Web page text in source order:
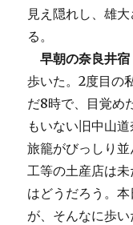
見え隠れし、雄
る。
早朝の奈良井宿
歩いた。2度目の
だ8時で、目覚め
もいない旧中山
旅籠がびっしり
工等の土産店は
はどうだろう。
が、そんなに歩